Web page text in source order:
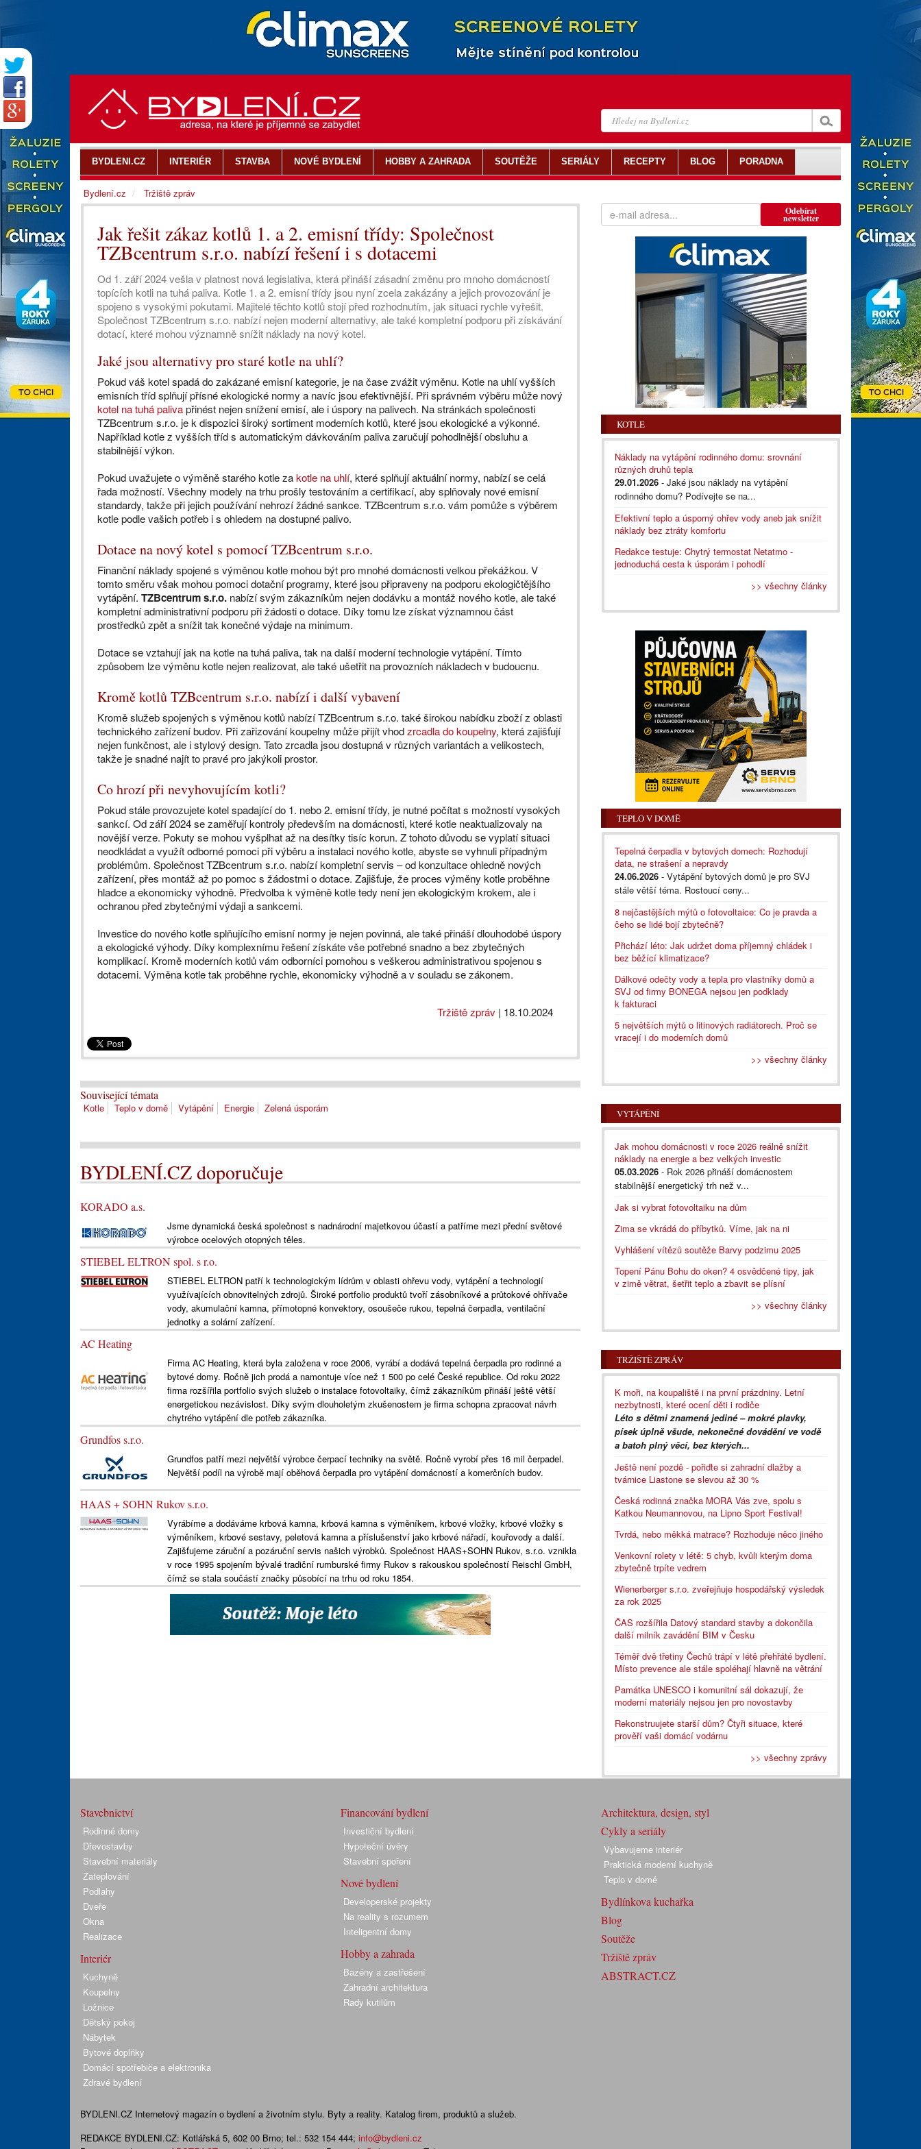
Jak řešit zákaz kotlů 1. a 2. emisní třídy: Společnost
TZBcentrum s.r.o. nabízí řešení i s dotacemi
Od 1. září 2024 vešla v platnost nová legislativa, která přináší zásadní změnu pro mnoho domácností
topících kotli na tuhá paliva. Kotle 1. a 2. emisní třídy jsou nyní zcela zakázány a jejich provozování je
spojeno s vysokými pokutami. Majitelé těchto kotlů stojí před rozhodnutím, jak situaci rychle vyřešit.
Společnost TZBcentrum s.r.o. nabízí nejen moderní alternativy, ale také kompletní podporu při získávání
dotací, které mohou významně snížit náklady na nový kotel.
Jaké jsou alternativy pro staré kotle na uhlí?
Pokud váš kotel spadá do zakázané emisní kategorie, je na čase zvážit výměnu. Kotle na uhlí vyšších
emisních tříd splňují přísné ekologické normy a navíc jsou efektivnější. Při správném výběru může nový
kotel na tuhá palivapřinést nejen snížení emisí, ale i úspory na palivech. Na stránkách společnosti
TZBcentrum s.r.o. je k dispozici široký sortiment moderních kotlů, které jsou ekologické a výkonné.
Například kotle z vyšších tříd s automatickým dávkováním paliva zaručují pohodlnější obsluhu a
stabilnější výkon.
Pokud uvažujete o výměně starého kotle zakotle na uhlí, které splňují aktuální normy, nabízí se celá
řada možností. Všechny modely na trhu prošly testováním a certifikací, aby splňovaly nové emisní
standardy, takže při jejich používání nehrozí žádné sankce. TZBcentrum s.r.o. vám pomůže s výběrem
kotle podle vašich potřeb i s ohledem na dostupné palivo.
Dotace na nový kotel s pomocí TZBcentrum s.r.o.
Finanční náklady spojené s výměnou kotle mohou být pro mnohé domácnosti velkou překážkou. V
tomto směru však mohou pomoci dotační programy, které jsou připraveny na podporu ekologičtějšího
vytápění. TZBcentrum s.r.o. nabízí svým zákazníkům nejen dodávku a montáž nového kotle, ale také
kompletní administrativní podporu při žádosti o dotace. Díky tomu lze získat významnou část
prostředků zpět a snížit tak konečné výdaje na minimum.
Dotace se vztahují jak na kotle na tuhá paliva, tak na další moderní technologie vytápění. Tímto
způsobem lze výměnu kotle nejen realizovat, ale také ušetřit na provozních nákladech v budoucnu.
Kromě kotlů TZBcentrum s.r.o. nabízí i další vybavení
Kromě služeb spojených s výměnou kotlů nabízí TZBcentrum s.r.o. také širokou nabídku zboží z oblasti
technického zařízení budov. Při zařizování koupelny může přijít vhodzrcadla do koupelny, která zajišťují
nejen funkčnost, ale i stylový design. Tato zrcadla jsou dostupná v různých variantách a velikostech,
takže je snadné najít to pravé pro jakýkoli prostor.
Co hrozí při nevyhovujícím kotli?
Pokud stále provozujete kotel spadající do 1. nebo 2. emisní třídy, je nutné počítat s možností vysokých
sankcí. Od září 2024 se zaměřují kontroly především na domácnosti, které kotle neaktualizovaly na
novější verze. Pokuty se mohou vyšplhat až na desítky tisíc korun. Z tohoto důvodu se vyplatí situaci
neodkládat a využít odborné pomoci při výběru a instalaci nového kotle, abyste se vyhnuli případným
problémům. Společnost TZBcentrum s.r.o. nabízí kompletní servis – od konzultace ohledně nových
zařízení, přes montáž až po pomoc s žádostmi o dotace. Zajišťuje, že proces výměny kotle proběhne
hladce a ekonomicky výhodně. Předvolba k výměně kotle tedy není jen ekologickým krokem, ale i
ochranou před zbytečnými výdaji a sankcemi.
Investice do nového kotle splňujícího emisní normy je nejen povinná, ale také přináší dlouhodobé úspory
a ekologické výhody. Díky komplexnímu řešení získáte vše potřebné snadno a bez zbytečných
komplikací. Kromě moderních kotlů vám odborníci pomohou s veškerou administrativou spojenou s
dotacemi. Výměna kotle tak proběhne rychle, ekonomicky výhodně a v souladu se zákonem.
Tržiště zpráv | 18.10.2024
Související témata
Kotle Teplo v domě Vytápění Energie Zelená úsporám
BYDLENÍ.CZ doporučuje
KORADO a.s.
Jsme dynamická česká společnost s nadnárodní majetkovou účastí a patříme mezi přední světové
výrobce ocelových otopných těles.
STIEBEL ELTRON spol. s r.o.
STIEBEL ELTRON patří k technologickým lídrům v oblasti ohřevu vody, vytápění a technologií
využívajících obnovitelných zdrojů. Široké portfolio produktů tvoří zásobníkové a průtokové ohřívače
vody, akumulační kamna, přímotopné konvektory, osoušeče rukou, tepelná čerpadla, ventilační
jednotky a solární zařízení.
AC Heating
Firma AC Heating, která byla založena v roce 2006, vyrábí a dodává tepelná čerpadla pro rodinné a
bytové domy. Ročně jich prodá a namontuje více než 1 500 po celé České republice. Od roku 2022
firma rozšířila portfolio svých služeb o instalace fotovoltaiky, čímž zákazníkům přináší ještě větší
energetickou nezávislost. Díky svým dlouholetým zkušenostem je firma schopna zpracovat návrh
chytrého vytápění dle potřeb zákazníka.
Grundfos s.r.o.
Grundfos patří mezi největší výrobce čerpací techniky na světě. Ročně vyrobí přes 16 mil čerpadel.
Největší podíl na výrobě mají oběhová čerpadla pro vytápění domácností a komerčních budov.
HAAS + SOHN Rukov s.r.o.
Vyrábíme a dodáváme krbová kamna, krbová kamna s výměníkem, krbové vložky, krbové vložky s
výměníkem, krbové sestavy, peletová kamna a příslušenství jako krbové nářadí, kouřovody a další.
Zajišťujeme záruční a pozáruční servis našich výrobků. Společnost HAAS+SOHN Rukov, s.r.o. vznikla
v roce 1995 spojením bývalé tradiční rumburské firmy Rukov s rakouskou společností Reischl GmbH,
čímž se stala součástí značky působící na trhu od roku 1854.
Odebírat
newsletter
KOTLE
Náklady na vytápění rodinného domu: srovnání
různých druhů tepla
29.01.2026 - Jaké jsou náklady na vytápění
rodinného domu? Podívejte se na...
Efektivní teplo a úsporný ohřev vody aneb jak snížit
náklady bez ztráty komfortu
Redakce testuje: Chytrý termostat Netatmo -
jednoduchá cesta k úsporám i pohodlí
>> všechny články
TEPLO V DOMĚ
Tepelná čerpadla v bytových domech: Rozhodují
data, ne strašení a nepravdy
24.06.2026 - Vytápění bytových domů je pro SVJ
stále větší téma. Rostoucí ceny...
8 nejčastějších mýtů o fotovoltaice: Co je pravda a
čeho se lidé bojí zbytečně?
Přichází léto: Jak udržet doma příjemný chládek i
bez běžící klimatizace?
Dálkové odečty vody a tepla pro vlastníky domů a
SVJ od firmy BONEGA nejsou jen podklady
k fakturaci
5 největších mýtů o litinových radiátorech. Proč se
vracejí i do moderních domů
>> všechny články
VYTÁPĚNÍ
Jak mohou domácnosti v roce 2026 reálně snížit
náklady na energie a bez velkých investic
05.03.2026 - Rok 2026 přináší domácnostem
stabilnější energetický trh než v...
Jak si vybrat fotovoltaiku na dům
Zima se vkrádá do příbytků. Víme, jak na ni
Vyhlášení vítězů soutěže Barvy podzimu 2025
Topení Pánu Bohu do oken? 4 osvědčené tipy, jak
v zimě větrat, šetřit teplo a zbavit se plísní
>> všechny články
TRŽIŠTĚ ZPRÁV
K moři, na koupaliště i na první prázdniny. Letní
nezbytnosti, které ocení děti i rodiče
Léto s dětmi znamená jediné – mokré plavky,
písek úplně všude, nekonečné dovádění ve vodě
a batoh plný věcí, bez kterých...
Ještě není pozdě - pořiďte si zahradní dlažby a
tvárnice Liastone se slevou až 30 %
Česká rodinná značka MORA Vás zve, spolu s
Katkou Neumannovou, na Lipno Sport Festival!
Tvrdá, nebo měkká matrace? Rozhoduje něco jiného
Venkovní rolety v létě: 5 chyb, kvůli kterým doma
zbytečně trpíte vedrem
Wienerberger s.r.o. zveřejňuje hospodářský výsledek
za rok 2025
ČAS rozšířila Datový standard stavby a dokončila
další milník zavádění BIM v Česku
Téměř dvě třetiny Čechů trápí v létě přehřáté bydlení.
Místo prevence ale stále spoléhají hlavně na větrání
Památka UNESCO i komunitní sál dokazují, že
moderní materiály nejsou jen pro novostavby
Rekonstruujete starší dům? Čtyři situace, které
prověří vaši domácí vodárnu
>> všechny zprávy
BYDLENI.CZ INTERIÉR STAVBA NOVÉ BYDLENÍ HOBBY A ZAHRADA SOUTĚŽE SERIÁLY RECEPTY BLOG PORADNA
Bydlení.cz Tržiště zpráv
Stavebnictví
Rodinné domy
Dřevostavby
Stavební materiály
Zateplování
Podlahy
Dveře
Okna
Realizace
Interiér
Kuchyně
Koupelny
Ložnice
Dětský pokoj
Nábytek
Bytové doplňky
Domácí spotřebiče a elektronika
Zdravé bydlení
Financování bydlení
Investiční bydlení
Hypoteční úvěry
Stavební spoření
Nové bydlení
Developerské projekty
Na reality s rozumem
Inteligentní domy
Hobby a zahrada
Bazény a zastřešení
Zahradní architektura
Rady kutilům
Architektura, design, styl
Cykly a seriály
Vybavujeme interiér
Praktická moderní kuchyně
Teplo v domě
Bydlínkova kuchařka
Blog
Soutěže
Tržiště zpráv
ABSTRACT.CZ
BYDLENI.CZ Internetový magazín o bydlení a životním stylu. Byty a reality. Katalog firem, produktů a služeb.
REDAKCE BYDLENI.CZ: Kotlářská 5, 602 00 Brno; tel.: 532 154 444; info@bydleni.cz